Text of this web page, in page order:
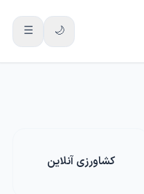
🌙
☰
کشاورزی آنلاین